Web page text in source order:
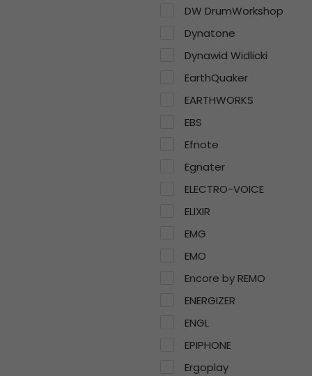
DW DrumWorkshop
Dynatone
Dynawid Widlicki
EarthQuaker
EARTHWORKS
EBS
Efnote
Egnater
ELECTRO-VOICE
ELIXIR
EMG
EMO
Encore by REMO
ENERGIZER
ENGL
EPIPHONE
Ergoplay